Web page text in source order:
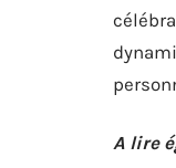
A lire